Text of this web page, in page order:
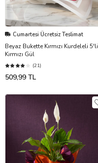
Cumartesi Ücretsiz Teslimat
Beyaz Bukette Kırmızı Kurdeleli 5'li
Kırmızı Gül
(21)
509,99 TL